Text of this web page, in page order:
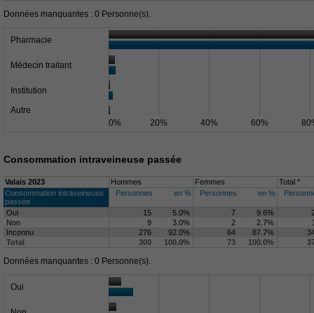
Données manquantes : 0 Personne(s).
Pharmacie
Médecin traitant
Institution
Autre
0%
20% 40% 60%
Consommation intraveineuse passée
Valais 2023 Hommes Femmes
Total *
Consommation intraveineuse
passée
Personnes en % Personnes en %
Oui 15 5.0% 7 9.6%
Non
9 3.0% 2 2.7%
Inconnu
276 92.0% 64 87.7%
Total
300 100.0% 73 100.0%
Données manquantes : 0 Personne(s).
Oui